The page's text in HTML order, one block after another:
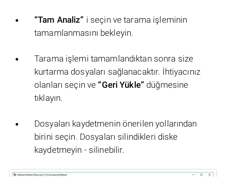
“Tam Analiz” i seçin ve tarama işleminin
tamamlanmasını bekleyin.
Tarama işlemi tamamlandıktan sonra size
kurtarma dosyaları sağlanacaktır. İhtiyacınız
olanları seçin ve “Geri Yükle” düğmesine
tıklayın.
Dosyaları kaydetmenin önerilen yollarından
birini seçin. Dosyaları silindikleri diske
kaydetmeyin - silinebilir.